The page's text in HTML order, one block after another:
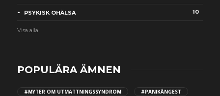
PSYKISK OHÄLSA 10
Visa alla
POPULÄRA ÄMNEN
#MYTER OM UTMATTNINGSSYNDROM #PANIKÅNGEST